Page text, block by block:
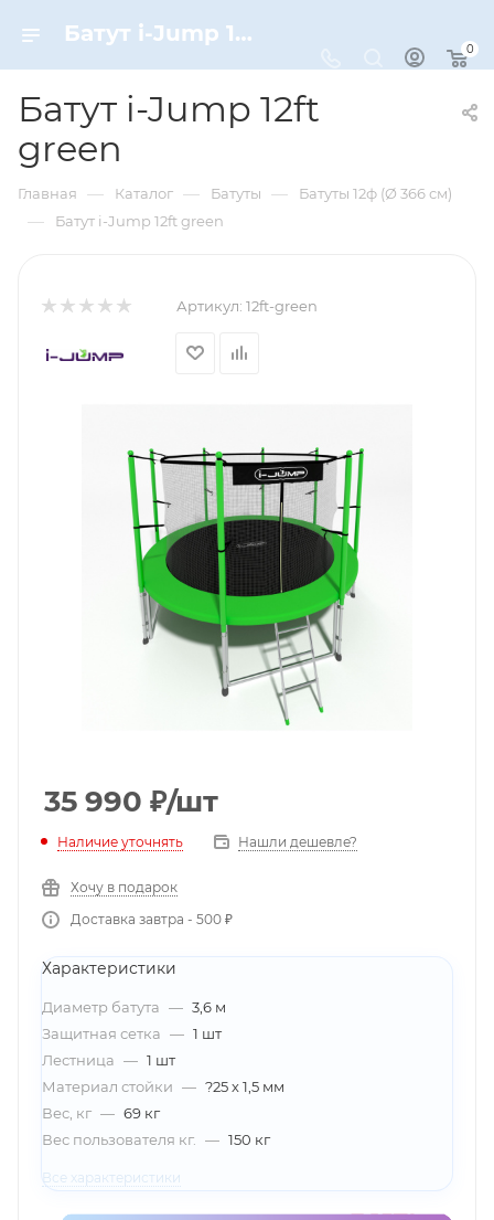
Батут i-Jump 12ft green – купить по цене 35990 руб. в интернет-магазине Dynamic-Sport
0
Батут i-Jump 12ft
green
Главная — Каталог — Батуты — Батуты 12ф (Ø 366 см)
— Батут i-Jump 12ft green
Артикул: 12ft-green
35 990 ₽/шт
Наличие уточнять Нашли дешевле?
Хочу в подарок
Доставка завтра - 500 ₽
Характеристики
Диаметр батута — 3,6 м
Защитная сетка — 1 шт
Лестница — 1 шт
Материал стойки — ?25 х 1,5 мм
Вес, кг — 69 кг
Вес пользователя кг.
— 150 кг
Все характеристики